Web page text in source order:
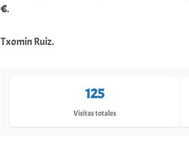
€.
Txomin Ruiz.
125
Visitas totales